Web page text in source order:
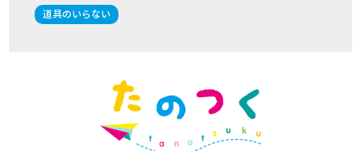
道具のいらない